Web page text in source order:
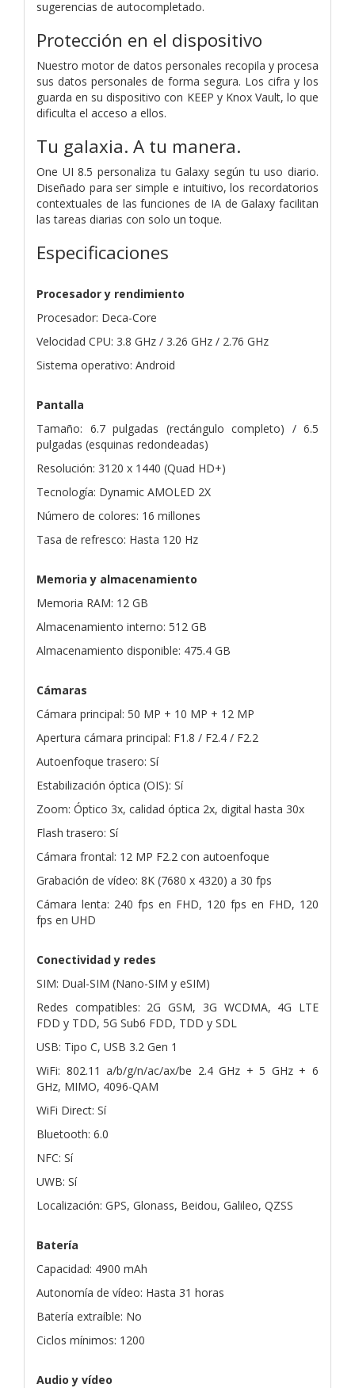
sugerencias de autocompletado.
Protección en el dispositivo
Nuestro motor de datos personales recopila y procesa
sus datos personales de forma segura. Los cifra y los
guarda en su dispositivo con KEEP y Knox Vault, lo que
dificulta el acceso a ellos.
Tu galaxia. A tu manera.
One UI 8.5 personaliza tu Galaxy según tu uso diario.
Diseñado para ser simple e intuitivo, los recordatorios
contextuales de las funciones de IA de Galaxy facilitan
las tareas diarias con solo un toque.
Especificaciones
Procesador y rendimiento
Procesador: Deca-Core
Velocidad CPU: 3.8 GHz / 3.26 GHz / 2.76 GHz
Sistema operativo: Android
Pantalla
Tamaño: 6.7 pulgadas (rectángulo completo) / 6.5
pulgadas (esquinas redondeadas)
Resolución: 3120 x 1440 (Quad HD+)
Tecnología: Dynamic AMOLED 2X
Número de colores: 16 millones
Tasa de refresco: Hasta 120 Hz
Memoria y almacenamiento
Memoria RAM: 12 GB
Almacenamiento interno: 512 GB
Almacenamiento disponible: 475.4 GB
Cámaras
Cámara principal: 50 MP + 10 MP + 12 MP
Apertura cámara principal: F1.8 / F2.4 / F2.2
Autoenfoque trasero: Sí
Estabilización óptica (OIS): Sí
Zoom: Óptico 3x, calidad óptica 2x, digital hasta 30x
Flash trasero: Sí
Cámara frontal: 12 MP F2.2 con autoenfoque
Grabación de vídeo: 8K (7680 x 4320) a 30 fps
Cámara lenta: 240 fps en FHD, 120 fps en FHD, 120
fps en UHD
Conectividad y redes
SIM: Dual-SIM (Nano-SIM y eSIM)
Redes compatibles: 2G GSM, 3G WCDMA, 4G LTE
FDD y TDD, 5G Sub6 FDD, TDD y SDL
USB: Tipo C, USB 3.2 Gen 1
WiFi: 802.11 a/b/g/n/ac/ax/be 2.4 GHz + 5 GHz + 6
GHz, MIMO, 4096-QAM
WiFi Direct: Sí
Bluetooth: 6.0
NFC: Sí
UWB: Sí
Localización: GPS, Glonass, Beidou, Galileo, QZSS
Batería
Capacidad: 4900 mAh
Autonomía de vídeo: Hasta 31 horas
Batería extraíble: No
Ciclos mínimos: 1200
Audio y vídeo